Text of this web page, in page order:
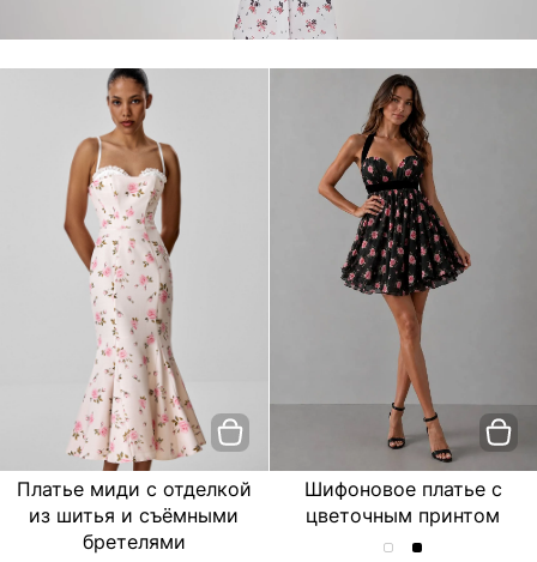
Платье миди с отделкой
из шитья и съёмными
бретелями
Шифоновое платье с
цветочным принтом
Шифоновое
Шифоновое